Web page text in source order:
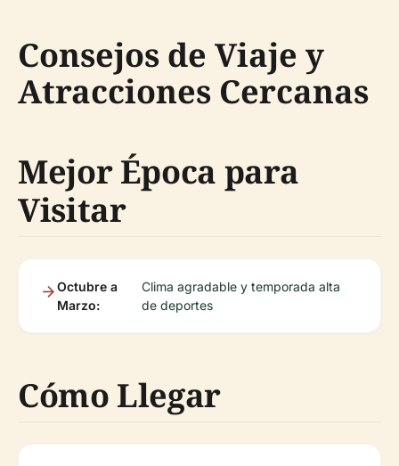
Consejos de Viaje y
Atracciones Cercanas
Mejor Época para
Visitar
Octubre a
Marzo:
Clima agradable y temporada alta
de deportes
Cómo Llegar